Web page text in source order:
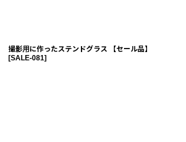
撮影用に作ったステンドグラス 【セール品】
[SALE-081]